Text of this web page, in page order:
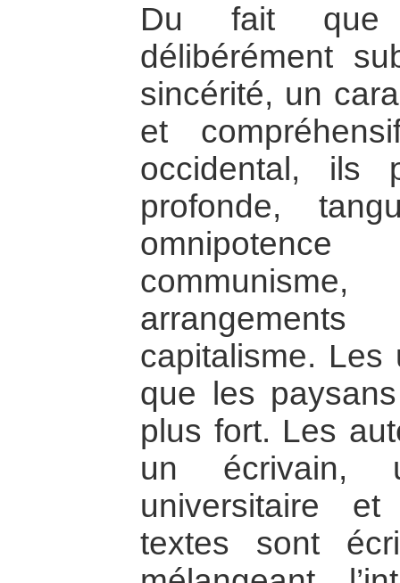
Du fait que
délibérément
sincérité, un
et
occidental, ils
profonde,
capitalisme. Les
que les
plus fort. Les
un écrivain,
universitaire
textes sont